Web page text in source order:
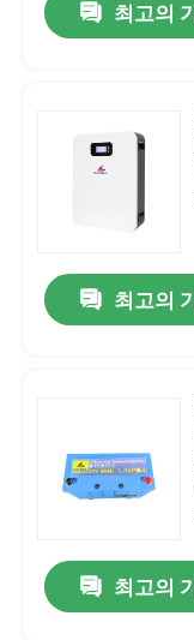
회사 소개
최고의
최고의
최고의